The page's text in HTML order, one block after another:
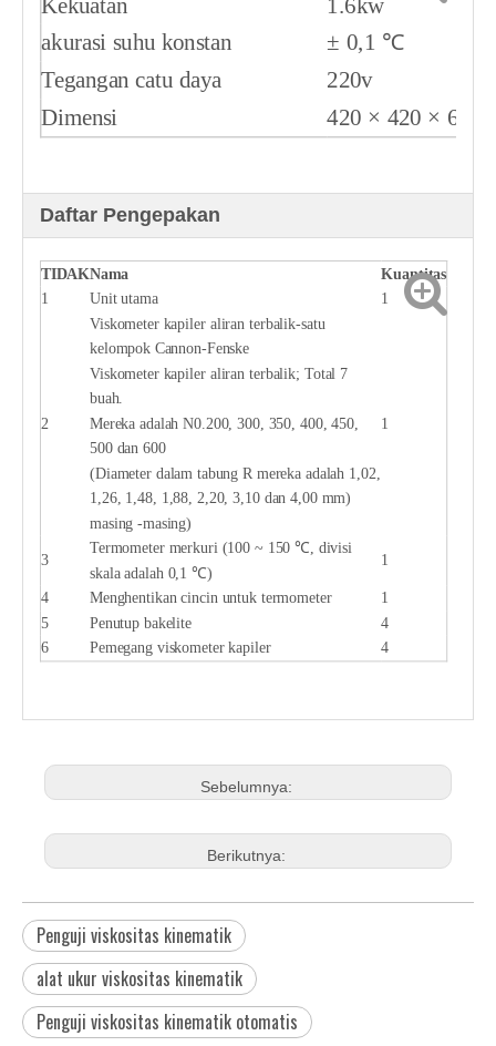
Kekuatan 1.6kw
akurasi suhu konstan ± 0,1 ℃
Tegangan catu daya
220v
Dimensi
420 × 420 × 660
Daftar Pengepakan
TIDAKNama Kuantitas
1 Unit utama 1
2
Viskometer kapiler aliran terbalik-satu
kelompok Cannon-Fenske
Viskometer kapiler aliran terbalik; Total 7
buah.
Mereka adalah N0.200, 300, 350, 400, 450,
500 dan 600
(Diameter dalam tabung R mereka adalah 1,02,
1,26, 1,48, 1,88, 2,20, 3,10 dan 4,00 mm)
masing -masing)
1
3
Termometer merkuri (100 ~ 150 ℃, divisi
skala adalah 0,1 ℃)
1
4 Menghentikan cincin untuk termometer 1
5 Penutup bakelite 4
6 Pemegang viskometer kapiler 4
Sebelumnya:
Berikutnya:
Penguji viskositas kinematik
alat ukur viskositas kinematik
Penguji viskositas kinematik otomatis